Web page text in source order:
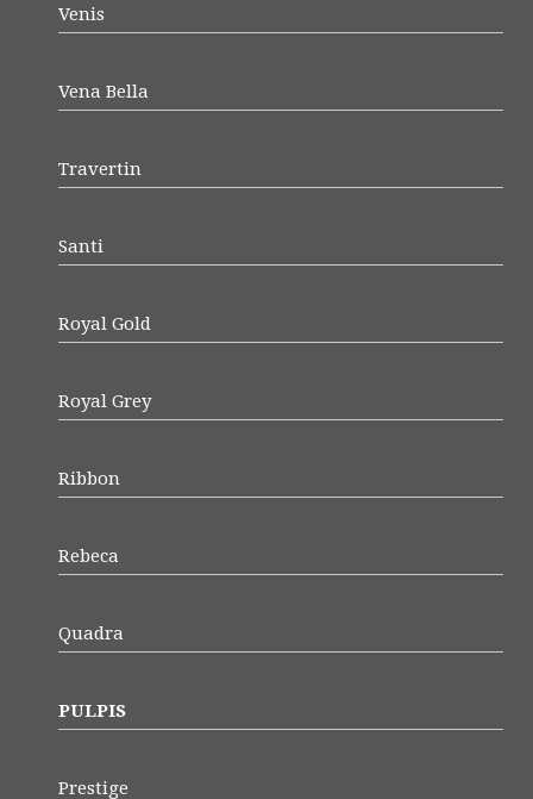
Venis
Vena Bella
Travertin
Santi
Royal Gold
Royal Grey
Ribbon
Rebeca
Quadra
PULPIS
Prestige